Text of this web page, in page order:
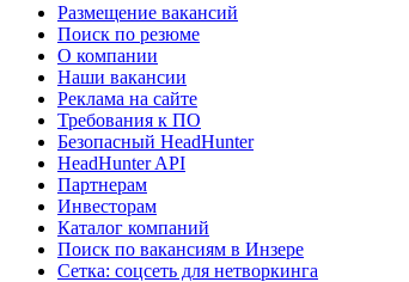
Размещение вакансий
Поиск по резюме
О компании
Наши вакансии
Реклама на сайте
Требования к ПО
Безопасный HeadHunter
HeadHunter API
Партнерам
Инвесторам
Каталог компаний
Поиск по вакансиям в Инзере
Сетка: соцсеть для нетворкинга